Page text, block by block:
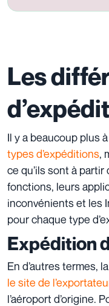
Les
Il y a beaucoup plus
types d’expéditions,
ce qu’ils sont à
fonctions, leurs
inconvénients et les
pour chaque type
Expédition
En d’autres termes,
le site de
l’aéroport d’origine.